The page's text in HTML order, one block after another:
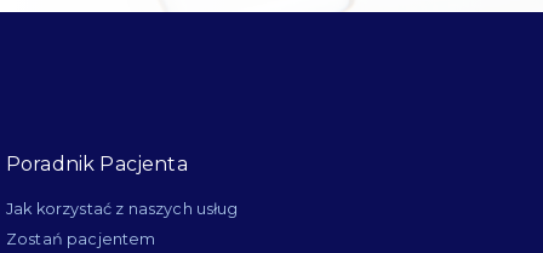
Poradnik Pacjenta
Jak korzystać z naszych usług
Zostań pacjentem